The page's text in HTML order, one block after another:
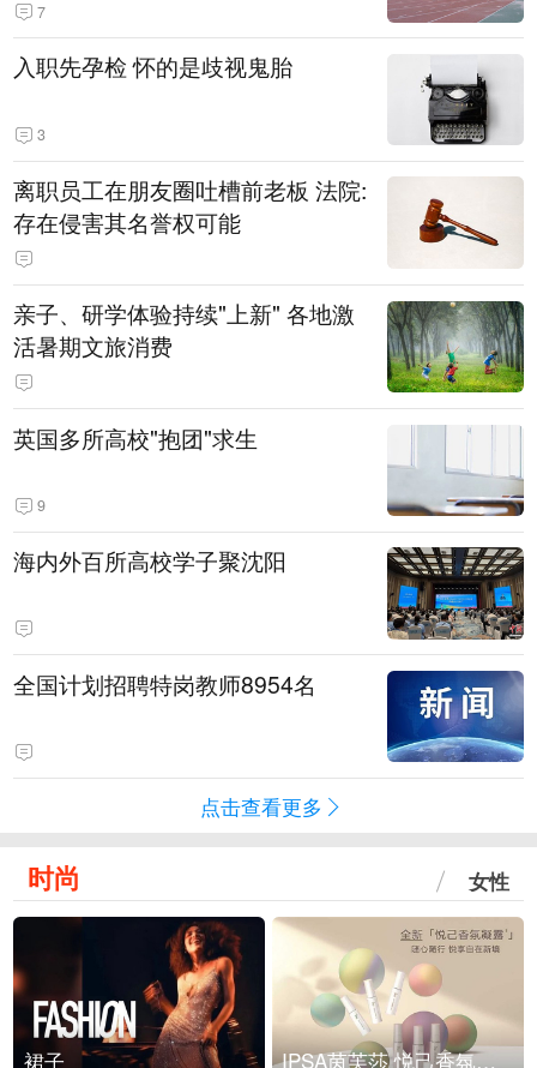
7
入职先孕检 怀的是歧视鬼胎
3
离职员工在朋友圈吐槽前老板 法院:
存在侵害其名誉权可能
亲子、研学体验持续"上新" 各地激
活暑期文旅消费
英国多所高校"抱团"求生
9
海内外百所高校学子聚沈阳
全国计划招聘特岗教师8954名
点击查看更多
时尚 女性
裙子 IPSA茵芙莎 悦己香氛凝露上市